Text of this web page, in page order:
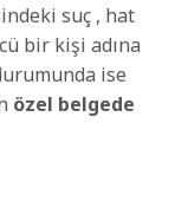
suç , hat
bir kişi adına
ise
özel belgede